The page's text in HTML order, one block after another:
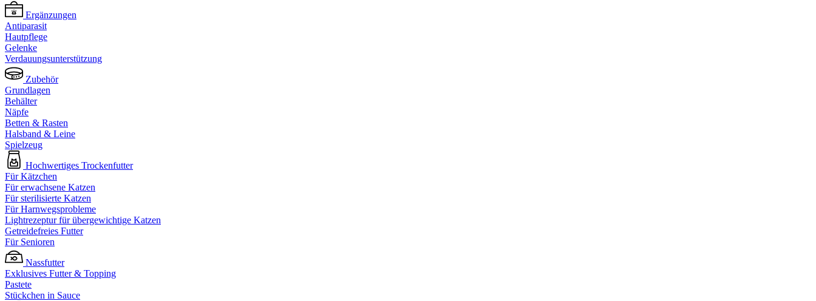
Ergänzungen
Antiparasit
Hautpflege
Gelenke
Verdauungsunterstützung
Zubehör
Grundlagen
Behälter
Näpfe
Betten & Rasten
Halsband & Leine
Spielzeug
Hochwertiges Trockenfutter
Für Kätzchen
Für erwachsene Katzen
Für sterilisierte Katzen
Für Harnwegsprobleme
Lightrezeptur für übergewichtige Katzen
Getreidefreies Futter
Für Senioren
Nassfutter
Exklusives Futter & Topping
Pastete
Stückchen in Sauce